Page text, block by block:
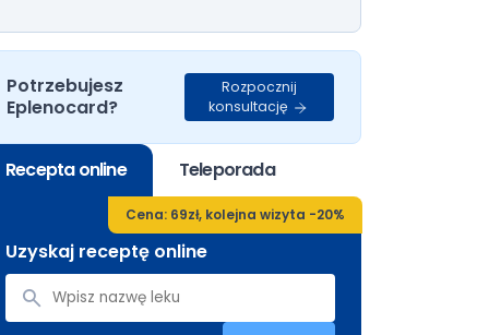
Potrzebujesz
Eplenocard?
Rozpocznij
konsultację
Recepta online Teleporada
Cena: 69zł, kolejna wizyta -20%
Uzyskaj receptę online